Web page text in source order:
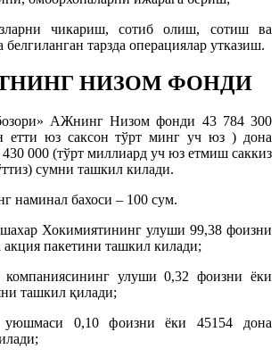
чикариш, сотиб олиш, сотиш ва
белгиланган тарзда операциялар утказиш.
НИЗОМ ФОНДИ
АЖнинг Низом фонди 43 784 300
етти юз саксон тўрт минг уч юз ) дона
000 (тўрт миллиард уч юз етмиш саккиз
сумни ташкил килади.
наминал бахоси – 100 сум.
Хокимиятининг улуши 99,38 фоизни
акция пакетини ташкил килади;
компаниясининг улуши 0,32 фоизни ёки
ташкил қилади;
уюшмаси 0,10 фоизни ёки 45154 дона